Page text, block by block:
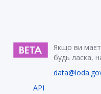
Якщо ви
будь ласка,
API